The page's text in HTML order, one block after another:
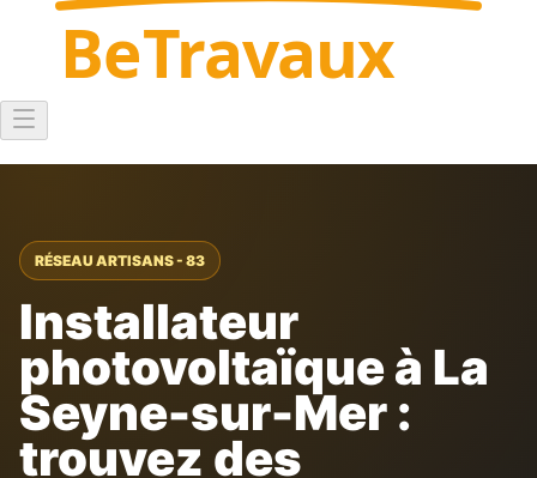
BeTravaux
RÉSEAU ARTISANS - 83
Installateur
photovoltaïque à La
Seyne-sur-Mer :
trouvez des